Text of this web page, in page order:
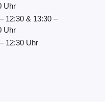
Uhr
12:30 & 13:30 –
Uhr
12:30 Uhr